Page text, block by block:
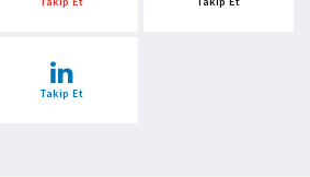
Takip Et